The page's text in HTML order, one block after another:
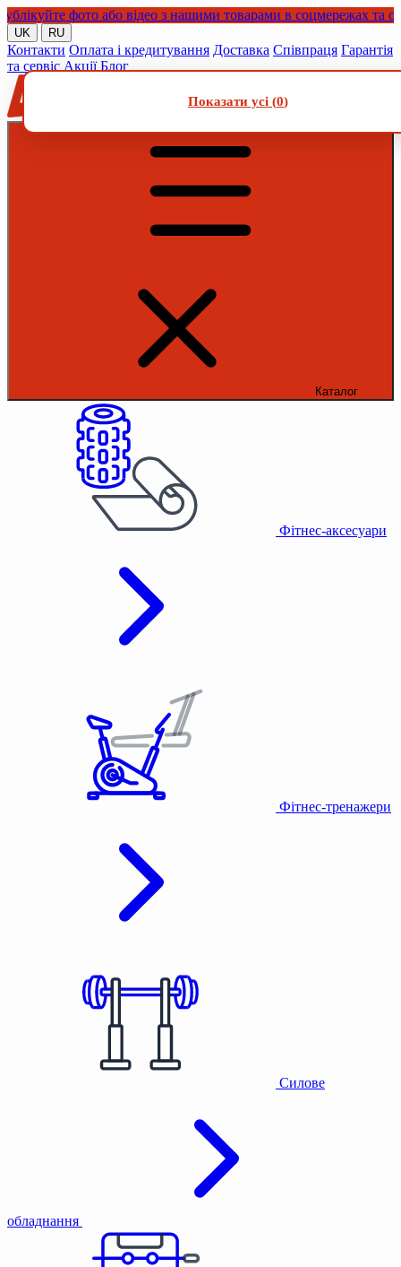
фото або відео з нашими товарами в соцмережах та
UK RU
Контакти Оплата і кредитування Доставка Співпраця Гарантія
та сервіс Акції Блог
Каталог
Фітнес-аксесуари
Фітнес-тренажери
Силове
обладнання
Показати усі (0)